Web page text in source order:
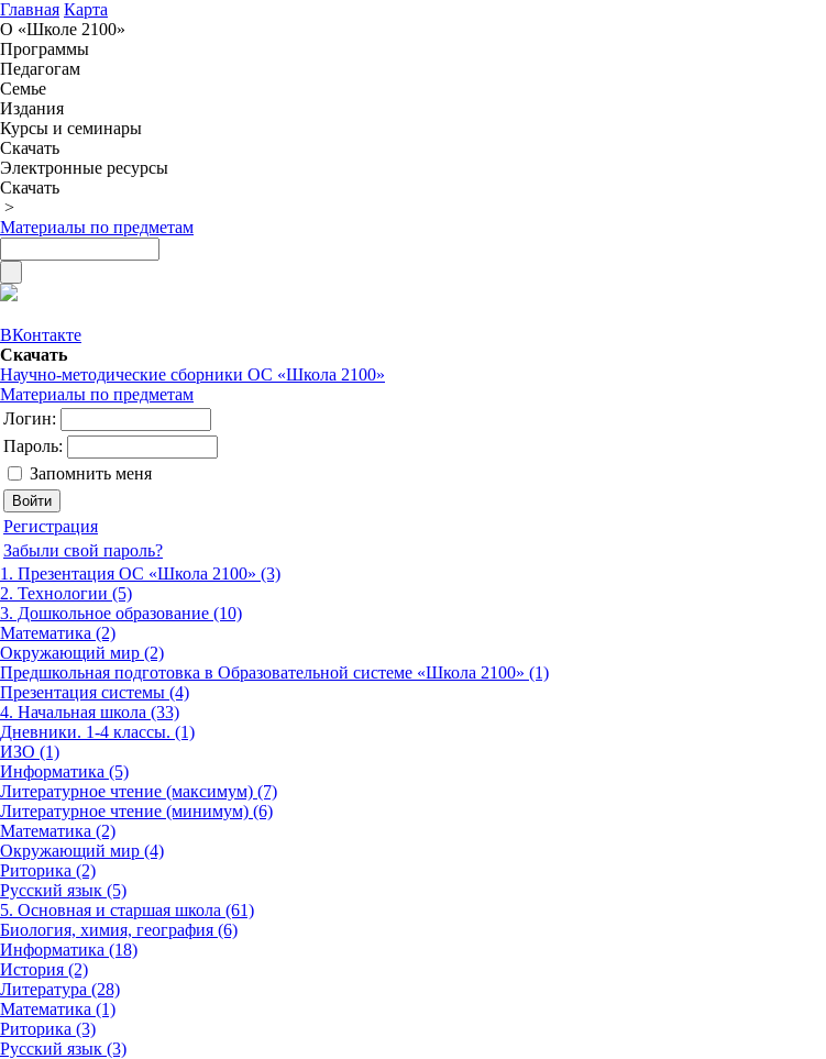
Главная Карта
О «Школе 2100»
Программы
Педагогам
Семье
Издания
Курсы и семинары
Скачать
Электронные ресурсы
Скачать
>
Материалы по предметам
ВКонтакте
Скачать
Научно-методические сборники ОС «Школа 2100»
Материалы по предметам
Логин:
Пароль:
Запомнить меня
Регистрация
Забыли свой пароль?
1. Презентация ОС «Школа 2100» (3)
2. Технологии (5)
3. Дошкольное образование (10)
Математика (2)
Окружающий мир (2)
Предшкольная подготовка в Образовательной системе «Школа 2100» (1)
Презентация системы (4)
4. Начальная школа (33)
Дневники. 1-4 классы. (1)
ИЗО (1)
Информатика (5)
Литературное чтение (максимум) (7)
Литературное чтение (минимум) (6)
Математика (2)
Окружающий мир (4)
Риторика (2)
Русский язык (5)
5. Основная и старшая школа (61)
Биология, химия, география (6)
Информатика (18)
История (2)
Литература (28)
Математика (1)
Риторика (3)
Русский язык (3)